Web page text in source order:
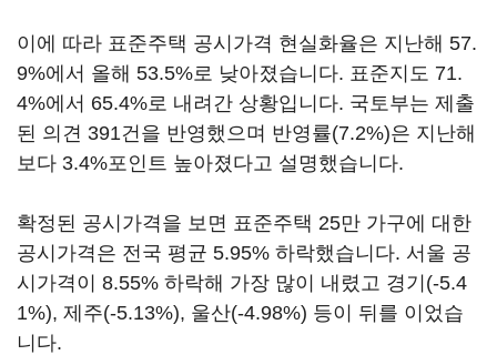
이에 따라 표준주택 공시가격 현실화율은 지난해 57.
9%에서 올해 53.5%로 낮아졌습니다. 표준지도 71.
4%에서 65.4%로 내려간 상황입니다. 국토부는 제출
된 의견 391건을 반영했으며 반영률(7.2%)은 지난해
보다 3.4%포인트 높아졌다고 설명했습니다.
확정된 공시가격을 보면 표준주택 25만 가구에 대한
공시가격은 전국 평균 5.95% 하락했습니다. 서울 공
시가격이 8.55% 하락해 가장 많이 내렸고 경기(-5.4
1%), 제주(-5.13%), 울산(-4.98%) 등이 뒤를 이었습
니다.